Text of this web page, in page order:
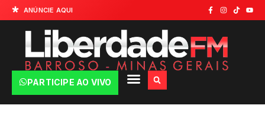
ANÚNCIE AQUI
PARTICIPE AO VIVO